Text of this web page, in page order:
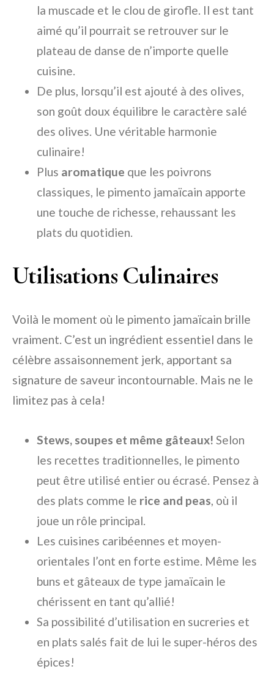
la muscade et le clou de girofle. Il est tant
aimé qu’il pourrait se retrouver sur le
plateau de danse de n’importe quelle
cuisine.
De plus, lorsqu’il est ajouté à des olives,
son goût doux équilibre le caractère salé
des olives. Une véritable harmonie
culinaire!
Plus aromatique que les poivrons
classiques, le pimento jamaïcain apporte
une touche de richesse, rehaussant les
plats du quotidien.
Utilisations Culinaires
Voilà le moment où le pimento jamaïcain brille
vraiment. C’est un ingrédient essentiel dans le
célèbre assaisonnement jerk, apportant sa
signature de saveur incontournable. Mais ne le
limitez pas à cela!
Stews, soupes et même gâteaux! Selon
les recettes traditionnelles, le pimento
peut être utilisé entier ou écrasé. Pensez à
des plats comme le rice and peas, où il
joue un rôle principal.
Les cuisines caribéennes et moyen-
orientales l’ont en forte estime. Même les
buns et gâteaux de type jamaïcain le
chérissent en tant qu’allié!
Sa possibilité d’utilisation en sucreries et
en plats salés fait de lui le super-héros des
épices!